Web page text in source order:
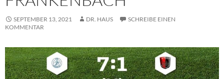
SEPTEMBER 13, 2021 DR. HAUS
SCHREIBE EINEN
KOMMENTAR